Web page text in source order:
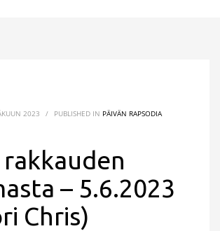
2023 / PUBLISHED IN PÄIVÄN RAPSODIA
– 5.6.2023
Chris)